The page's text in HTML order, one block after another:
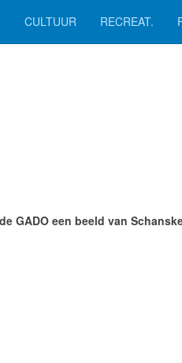
CULTUUR RECREAT.
GADO een beeld van